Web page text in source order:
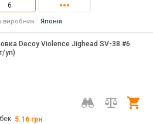
6
виробник Японія
Decoy Violence Jighead SV-38 #6
уп)
5.16 грн